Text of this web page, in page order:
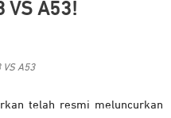
VS A53!
A53
telah resmi meluncurkan